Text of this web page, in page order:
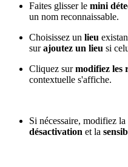
Faites glisser le mini
un nom reconnaissable.
Choisissez un lieu
surajoutez un lieu si
Cliquez surmodifiez les
contextuelle s'affiche.
Si nécessaire, modifiez la
désactivation et la